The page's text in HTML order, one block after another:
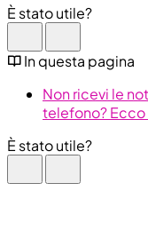
È stato utile?
In questa pagina
Non ricevi le
telefono?
È stato utile?